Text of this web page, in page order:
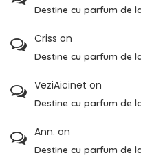
Destine cu parfum de
Criss on
Destine cu parfum de
VeziAicinet on
Destine cu parfum de
Ann. on
Destine cu parfum de